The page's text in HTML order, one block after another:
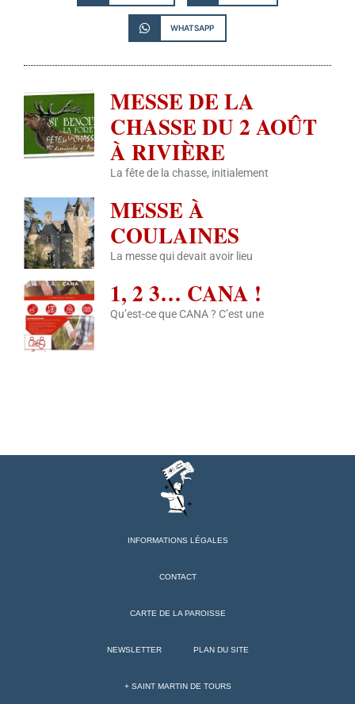
WHATSAPP
MESSE DE LA
CHASSE DU 2 AOÛT
À RIVIÈRE
La fête de la chasse, initialement
MESSE À
COULAINES
La messe qui devait avoir lieu
1, 2 3… CANA !
Qu’est-ce que CANA ? C’est une
INFORMATIONS LÉGALES
CONTACT
CARTE DE LA PAROISSE
NEWSLETTER PLAN DU SITE
+ SAINT MARTIN DE TOURS